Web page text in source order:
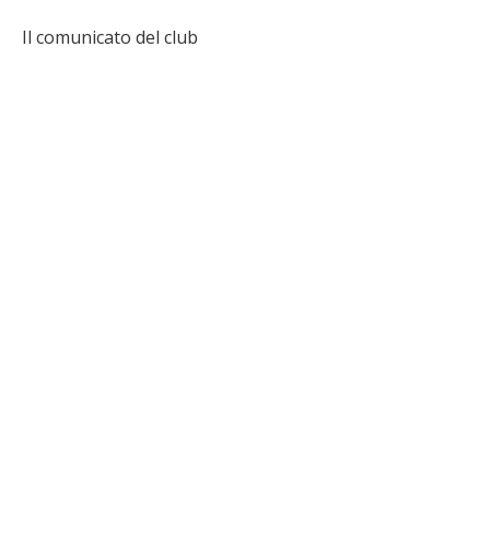
Il comunicato del club